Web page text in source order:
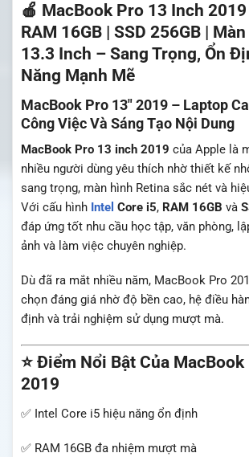
🍎 MacBook Pro 13 Inch
RAM 16GB | SSD 256GB |
13.3 Inch – Sang Trọng, Ổn
Năng Mạnh Mẽ
MacBook Pro 13″ 2019 – Laptop
Công Việc Và Sáng Tạo Nội Dung
MacBook Pro 13 inch 2019 của Apple là
nhiều người dùng yêu thích nhờ thiết kế
sang trọng, màn hình Retina sắc nét và
Với cấu hình Intel Core i5, RAM 16GB và
đáp ứng tốt nhu cầu học tập, văn phòng,
ảnh và làm việc chuyên nghiệp.
Dù đã ra mắt nhiều năm, MacBook Pro
chọn đáng giá nhờ độ bền cao, hệ điều
định và trải nghiệm sử dụng mượt mà.
⭐ Điểm Nổi Bật Của
2019
✅ Intel Core i5 hiệu năng ổn định
✅ RAM 16GB đa nhiệm mượt mà